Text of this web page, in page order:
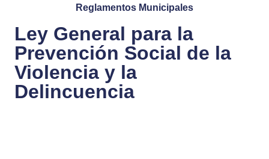
Reglamentos Municipales
Ley General para la
Prevención Social de la
Violencia y la
Delincuencia